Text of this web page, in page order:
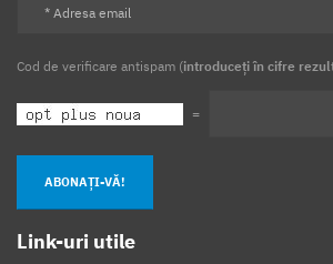
Cod de verificare antispam (introduceți în cifre
=
ABONAȚI-VĂ!
Link-uri utile